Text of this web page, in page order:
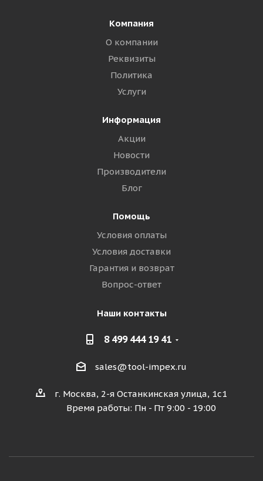
Компания
О компании
Реквизиты
Политика
Услуги
Информация
Акции
Новости
Производители
Блог
Помощь
Условия оплаты
Условия доставки
Гарантия и возврат
Вопрос-ответ
Наши контакты
8 499 444 19 41
sales@tool-impex.ru
г. Москва, 2-я Останкинская улица, 1с1
Время работы: Пн - Пт 9:00 - 19:00